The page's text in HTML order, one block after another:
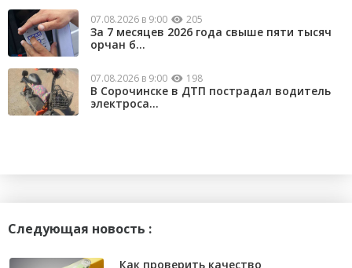
07.08.2026 в 9:00 205
За 7 месяцев 2026 года свыше пяти тысяч
орчан б...
07.08.2026 в 9:00 198
В Сорочинске в ДТП пострадал водитель
электроса...
Следующая новость :
Как проверить качество